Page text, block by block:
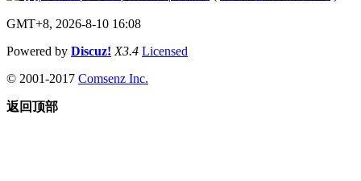
GMT+8, 2026-8-10 16:08
Powered by Discuz! X3.4 Licensed
© 2001-2017 Comsenz Inc.
返回顶部